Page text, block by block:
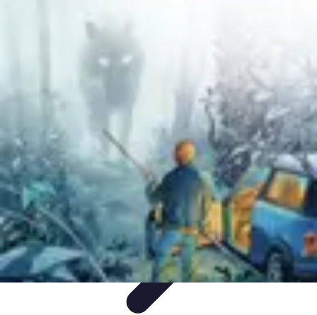
Cartographie et outils